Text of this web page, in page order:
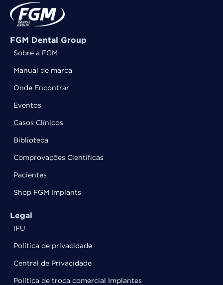
FGM Dental Group
Sobre a FGM
Manual de marca
Onde Encontrar
Eventos
Casos Clínicos
Biblioteca
Comprovações Científicas
Pacientes
Shop FGM Implants
Legal
IFU
Política de privacidade
Central de Privacidade
Política de troca comercial Implantes